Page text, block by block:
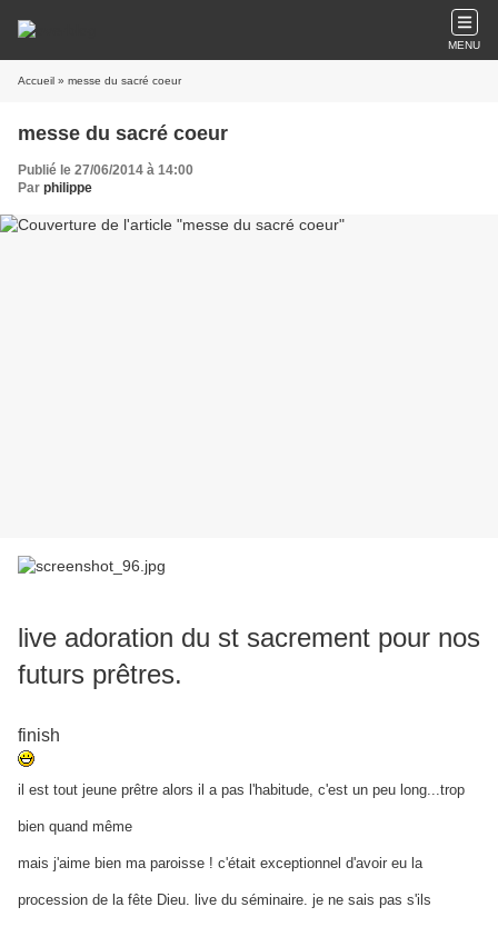
MENU
Accueil » messe du sacré coeur
messe du sacré coeur
Publié le 27/06/2014 à 14:00
Par philippe
live adoration du st sacrement pour nos
futurs prêtres.
finish
il est tout jeune prêtre alors il a pas l'habitude, c'est un peu long...trop
bien quand même
mais j'aime bien ma paroisse ! c'était exceptionnel d'avoir eu la
procession de la fête Dieu. live du séminaire. je ne sais pas s'ils